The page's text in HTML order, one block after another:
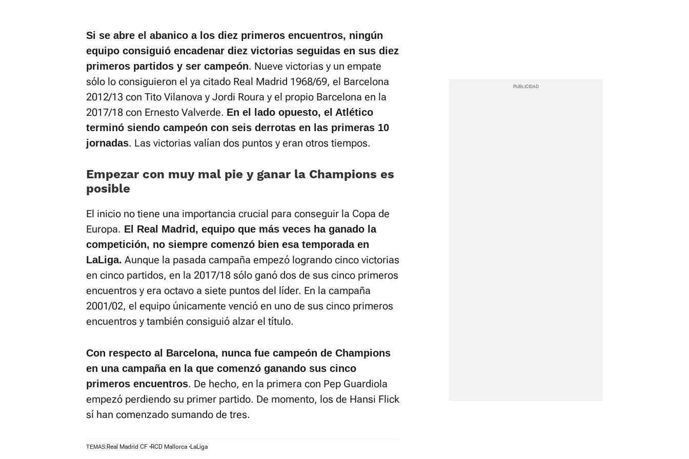
Si se abre el abanico a los diez primeros encuentros, ningún
equipo consiguió encadenar diez victorias seguidas en sus diez
primeros partidos y ser campeón. Nueve victorias y un empate
sólo lo consiguieron el ya citado Real Madrid 1968/69, el Barcelona
2012/13 con Tito Vilanova y Jordi Roura y el propio Barcelona en la
2017/18 con Ernesto Valverde. En el lado opuesto, el Atlético
terminó siendo campeón con seis derrotas en las primeras 10
jornadas. Las victorias valían dos puntos y eran otros tiempos.
Empezar con muy mal pie y ganar la Champions es
posible
El inicio no tiene una importancia crucial para conseguir la Copa de
Europa. El Real Madrid, equipo que más veces ha ganado la
competición, no siempre comenzó bien esa temporada en
LaLiga. Aunque la pasada campaña empezó logrando cinco victorias
en cinco partidos, en la 2017/18 sólo ganó dos de sus cinco primeros
encuentros y era octavo a siete puntos del líder. En la campaña
2001/02, el equipo únicamente venció en uno de sus cinco primeros
encuentros y también consiguió alzar el título.
Con respecto al Barcelona, nunca fue campeón de Champions
en una campaña en la que comenzó ganando sus cinco
primeros encuentros. De hecho, en la primera con Pep Guardiola
empezó perdiendo su primer partido. De momento, los de Hansi Flick
sí han comenzado sumando de tres.
TEMAS: Real Madrid CF RCD Mallorca LaLiga